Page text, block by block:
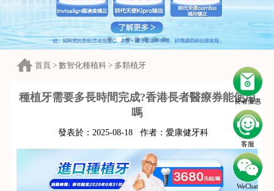
長者優惠
客服
WeChat
首頁 > 數智化種植科 > 多顆植牙
種植牙需要多長時間完成?香港長者醫療券能使用
嗎
發表於： 2025-08-18 作者： 愛康健牙科